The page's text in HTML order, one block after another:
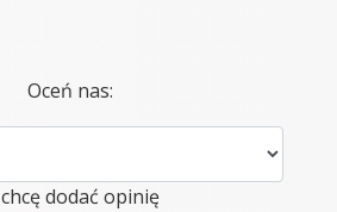
Oceń nas:
chcę dodać opinię